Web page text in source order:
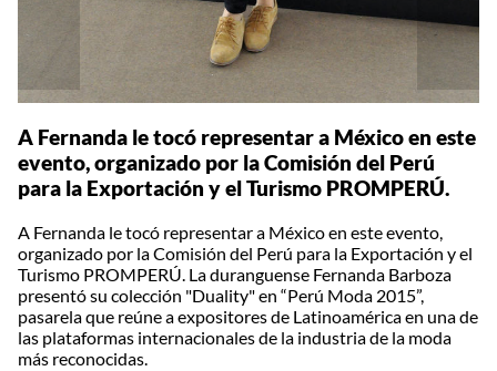
A Fernanda le tocó representar a México en este
evento, organizado por la Comisión del Perú
para la Exportación y el Turismo PROMPERÚ.
A Fernanda le tocó representar a México en este evento,
organizado por la Comisión del Perú para la Exportación y el
Turismo PROMPERÚ. La duranguense Fernanda Barboza
presentó su colección "Duality" en “Perú Moda 2015”,
pasarela que reúne a expositores de Latinoamérica en una de
las plataformas internacionales de la industria de la moda
más reconocidas.